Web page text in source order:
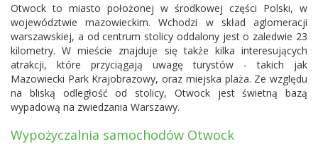
Otwock to miasto położonej w środkowej części Polski, w
województwie mazowieckim. Wchodzi w skład aglomeracji
warszawskiej, a od centrum stolicy oddalony jest o zaledwie 23
kilometry. W mieście znajduje się także kilka interesujących
atrakcji, które przyciągają uwagę turystów - takich jak
Mazowiecki Park Krajobrazowy, oraz miejska plaża. Ze względu
na bliską odległość od stolicy, Otwock jest świetną bazą
wypadową na zwiedzania Warszawy.
Wypożyczalnia samochodów Otwock